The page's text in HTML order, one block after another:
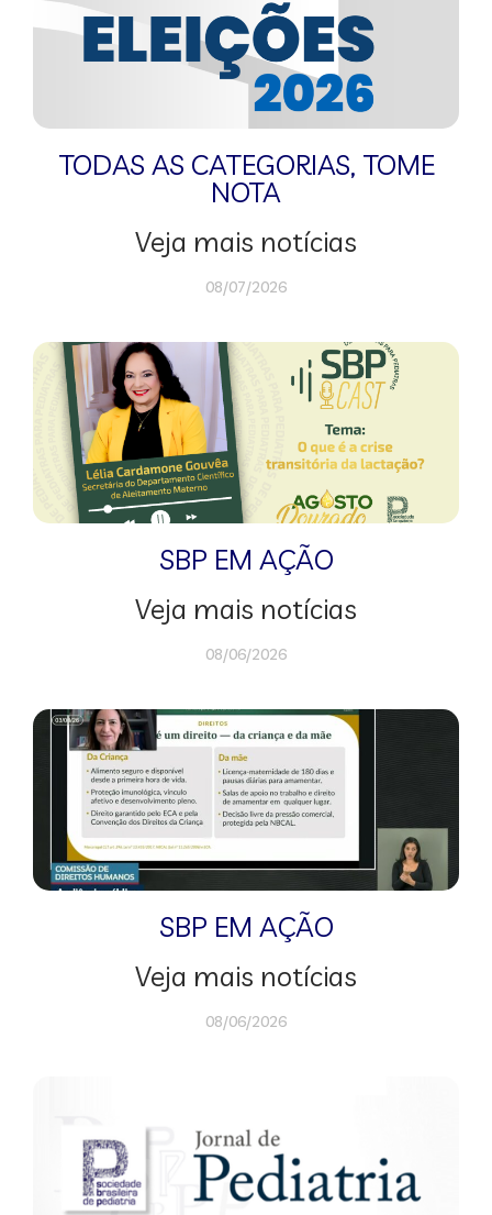
TODAS AS CATEGORIAS, TOME
NOTA
Veja mais notícias
08/07/2026
SBP EM AÇÃO
Veja mais notícias
08/06/2026
SBP EM AÇÃO
Veja mais notícias
08/06/2026